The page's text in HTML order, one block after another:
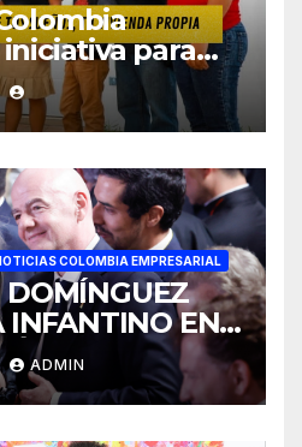
para
a la
COLOMBIA EMPRESARIAL
INFANTINO EN
DE LA
DEL
ADMIN